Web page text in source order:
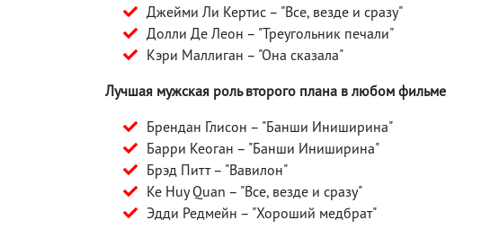
Джейми Ли Кертис – "Все, везде и сразу"
Долли Де Леон – "Треугольник печали"
Кэри Маллиган – "Она сказала"
Лучшая мужская роль второго плана в любом фильме
Брендан Глисон – "Банши Иниширина"
Барри Кеоган – "Банши Иниширина"
Брэд Питт – "Вавилон"
Ke Huy Quan – "Все, везде и сразу"
Эдди Редмейн – "Хороший медбрат"